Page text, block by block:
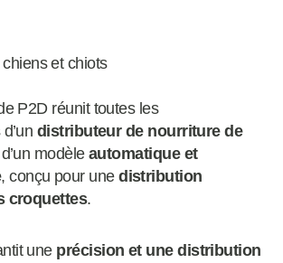
et chiots
P2D réunit toutes les
distributeur de nourriture de
d’un modèleautomatique et
, conçu pour unedistribution
croquettes.
une précision et une distribution